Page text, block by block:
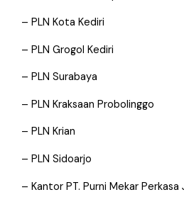
– PLN Kota Kediri
– PLN Grogol Kediri
– PLN Surabaya
– PLN Kraksaan Probolinggo
– PLN Krian
– PLN Sidoarjo
– Kantor PT. Purni Mekar Perkasa